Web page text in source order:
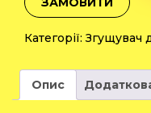
5л
кг
Категорії:Згущувач
Опис